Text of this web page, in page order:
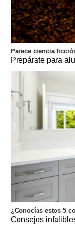
Parece ciencia
Prepárate para
¿Conocías estos 5
Consejos